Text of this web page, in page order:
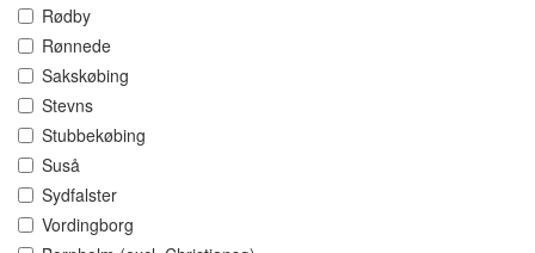
Rødby
Rønnede
Sakskøbing
Stevns
Stubbekøbing
Suså
Sydfalster
Vordingborg